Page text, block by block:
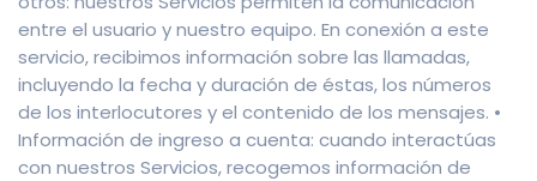
entre el usuario y nuestro equipo. En conexión a este
servicio, recibimos información sobre las llamadas,
incluyendo la fecha y duración de éstas, los números
de los interlocutores y el contenido de los mensajes. •
Información de ingreso a cuenta: cuando interactúas
con nuestros Servicios, recogemos información de